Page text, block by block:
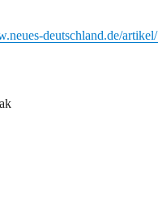
deutschland.de/